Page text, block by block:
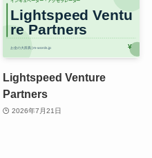
Lightspeed Venture
Partners
2026年7月21日